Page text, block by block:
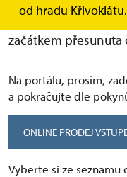
od hradu Křivoklátu.
Neobsazená
začátkem přesunuta
Na portálu, prosím,
a pokračujte dle
ONLINE PRODEJ
Vyberte si ze